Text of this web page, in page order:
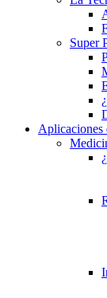
Super
Aplicaciones